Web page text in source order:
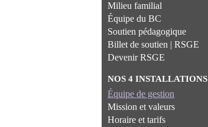
Milieu familial
Équipe du BC
Soutien pédagogique
Billet de soutien | RSGE
Devenir RSGE
NOS 4 INSTALLATIONS
Équipe de gestion
Mission et valeurs
Horaire et tarifs